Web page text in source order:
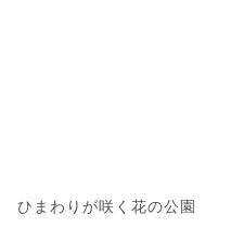
ひまわりが咲く花の公園